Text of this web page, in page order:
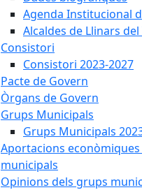
Agenda Institucional
Alcaldes de Llinars del
Consistori
Consistori 2023-2027
Pacte de Govern
Òrgans de Govern
Grups Municipals
Grups Municipals
Aportacions econòmiques
municipals
Opinions dels grups